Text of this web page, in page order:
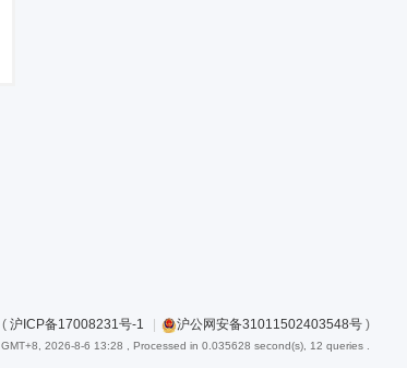
(沪ICP备17008231号-1 沪公网安备31011502403548号 )
GMT+8, 2026-8-6 13:28 , Processed in 0.035628 second(s), 12 queries .